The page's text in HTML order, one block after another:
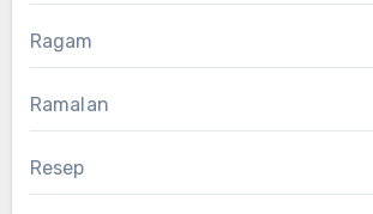
Ragam
Ramalan
Resep